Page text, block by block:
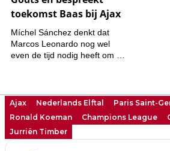
Ajax Nederlands Elftal
Paris Saint-
Ronald Koeman
Champions League
Jurriën Timber